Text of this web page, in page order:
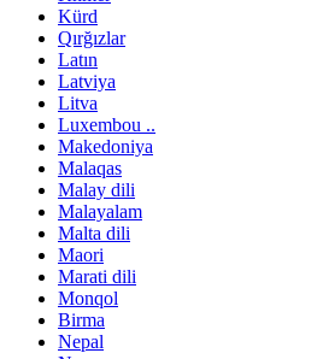
Kürd
Qırğızlar
Latın
Latviya
Litva
Luxembou ..
Makedoniya
Malaqas
Malay dili
Malayalam
Malta dili
Maori
Marati dili
Monqol
Birma
Nepal